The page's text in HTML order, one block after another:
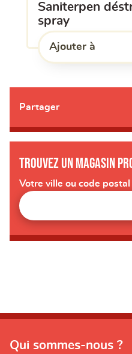
saniterpen déstructeur d’odeurs
spray
Ajouter à
l'une de mes
Partager
Trouvez un magasin
Votre ville ou code postal
Qui sommes-nous ?